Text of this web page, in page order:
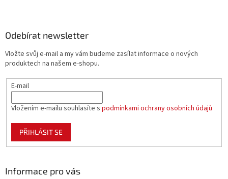
Odebírat newsletter
Vložte svůj e-mail a my vám budeme zasílat informace o nových
produktech na našem e-shopu.
E-mail
Vložením e-mailu souhlasíte s podmínkami ochrany osobních údajů
PŘIHLÁSIT SE
Informace pro vás